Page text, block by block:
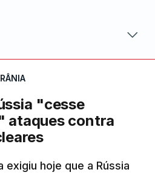
"cesse
ataques contra
exigiu hoje que a Rússia